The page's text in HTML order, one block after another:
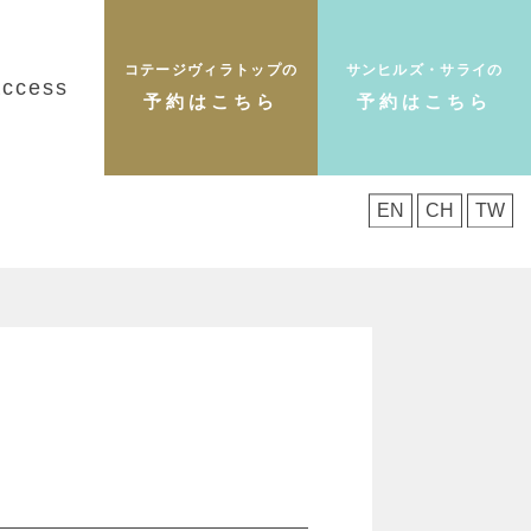
コテージヴィラトップの
予約はこちら
サンヒルズ・サライの
予約はこちら
EN CH TW